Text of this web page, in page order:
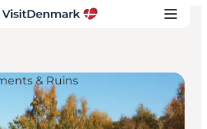
& Ruins